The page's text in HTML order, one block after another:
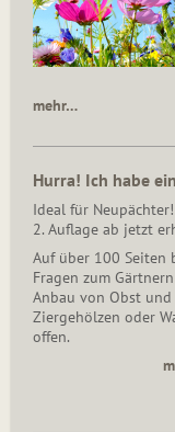
mehr…
Hurra! Ich habe
Ideal für Neupächter!
2. Auflage ab jetzt
Auf über 100 Seiten
Fragen zum
Anbau von Obst und
Ziergehölzen oder
offen.